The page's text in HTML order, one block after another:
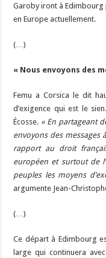
Garoby iront à Edimbourg
en Europe actuellement.
(…)
« Nous envoyons des
Femu a Corsica le dit
d’exigence qui est le
Écosse. « En partageant
envoyons des messages
rapport au droit
européen et surtout de
peuples les moyens
argumente Jean-
(…)
Ce départ à Edimbourg
large qui continuera